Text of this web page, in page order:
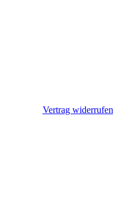
Vertrag widerrufen